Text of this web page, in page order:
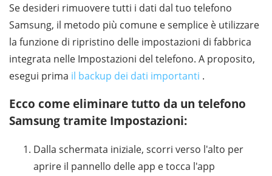
Se desideri rimuovere tutti i dati dal tuo telefono
Samsung, il metodo più comune e semplice è utilizzare
la funzione di ripristino delle impostazioni di fabbrica
integrata nelle Impostazioni del telefono. A proposito,
esegui prima il backup dei dati importanti .
Ecco come eliminare tutto da un telefono
Samsung tramite Impostazioni:
Dalla schermata iniziale, scorri verso l'alto per
aprire il pannello delle app e tocca l'app